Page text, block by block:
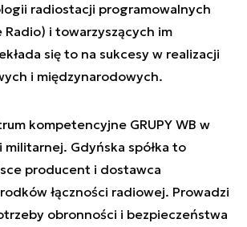
radiostacji programowalnych
i towarzyszących im
się to na sukcesy w realizacji
i międzynarodowych.
kompetencyjne GRUPY WB w
Gdyńska spółka to
producent i dostawca
łączności radiowej. Prowadzi
obronności i bezpieczeństwa